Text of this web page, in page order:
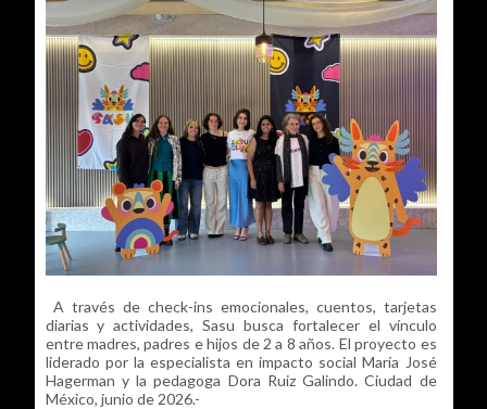
A través de check-ins emocionales, cuentos, tarjetas
diarias y actividades, Sasu busca fortalecer el vínculo
entre madres, padres e hijos de 2 a 8 años. El proyecto es
liderado por la especialista en impacto social María José
Hagerman y la pedagoga Dora Ruiz Galindo. Ciudad de
México, junio de 2026.-